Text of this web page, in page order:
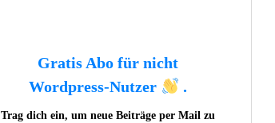
Gratis Abo für nicht
Wordpress-Nutzer
.
Trag dich ein, um neue Beiträge per Mail zu